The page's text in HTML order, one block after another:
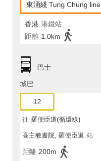
東涌綫 Tung Chung line
香港 港鐵站
距離 1.0km
巴士
城巴
12
往 羅便臣道(循環線)
高主教書院, 羅便臣道 站
距離 200m